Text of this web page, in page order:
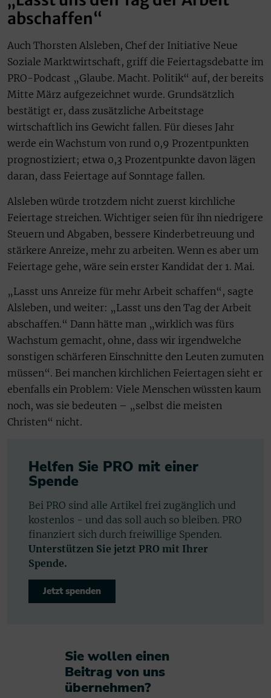
abschaffen“
Auch Thorsten Alsleben, Chef der Initiative Neue
Soziale Marktwirtschaft, griff die Feiertagsdebatte im
PRO-Podcast „Glaube. Macht. Politik“ auf, der bereits
Mitte März aufgezeichnet wurde. Grundsätzlich
bestätigt er, dass zusätzliche Arbeitstage
wirtschaftlich ins Gewicht fallen. Für dieses Jahr
werde ein Wachstum von rund 0,9 Prozentpunkten
prognostiziert; etwa 0,3 Prozentpunkte davon lägen
daran, dass Feiertage auf Sonntage fallen.
Alsleben würde trotzdem nicht zuerst kirchliche
Feiertage streichen. Wichtiger seien für ihn niedrigere
Steuern und Abgaben, bessere Kinderbetreuung und
stärkere Anreize, mehr zu arbeiten. Wenn es aber um
Feiertage gehe, wäre sein erster Kandidat der 1. Mai.
„Lasst uns Anreize für mehr Arbeit schaffen“, sagte
Alsleben, und weiter: „Lasst uns den Tag der Arbeit
abschaffen.“ Dann hätte man „wirklich was fürs
Wachstum gemacht, ohne, dass wir irgendwelche
sonstigen schärferen Einschnitte den Leuten zumuten
müssen“. Bei manchen kirchlichen Feiertagen sieht er
ebenfalls ein Problem: Viele Menschen wüssten kaum
noch, was sie bedeuten – „selbst die meisten
Christen“ nicht.
Helfen Sie PRO mit einer
Spende
Bei PRO sind alle Artikel frei zugänglich und
kostenlos - und das soll auch so bleiben. PRO
finanziert sich durch freiwillige Spenden.
Unterstützen Sie jetzt PRO mit Ihrer
Spende.
Jetzt spenden
Sie wollen einen
Beitrag von uns
übernehmen?​